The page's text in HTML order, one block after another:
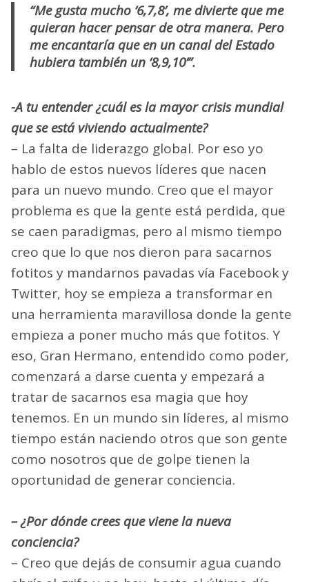
“Me gusta mucho ‘6,7,8’, me divierte que me
quieran hacer pensar de otra manera. Pero
me encantaría que en un canal del Estado
hubiera también un ‘8,9,10’”.
-A tu entender ¿cuál es la mayor crisis mundial
que se está viviendo actualmente?
– La falta de liderazgo global. Por eso yo
hablo de estos nuevos líderes que nacen
para un nuevo mundo. Creo que el mayor
problema es que la gente está perdida, que
se caen paradigmas, pero al mismo tiempo
creo que lo que nos dieron para sacarnos
fotitos y mandarnos pavadas vía Facebook y
Twitter, hoy se empieza a transformar en
una herramienta maravillosa donde la gente
empieza a poner mucho más que fotitos. Y
eso, Gran Hermano, entendido como poder,
comenzará a darse cuenta y empezará a
tratar de sacarnos esa magia que hoy
tenemos. En un mundo sin líderes, al mismo
tiempo están naciendo otros que son gente
como nosotros que de golpe tienen la
oportunidad de generar conciencia.
– ¿Por dónde crees que viene la nueva
conciencia?
– Creo que dejás de consumir agua cuando